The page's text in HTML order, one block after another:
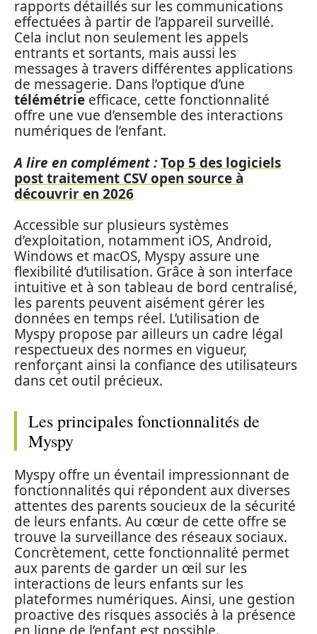
rapports détaillés sur les communications
effectuées à partir de l’appareil surveillé.
Cela inclut non seulement les appels
entrants et sortants, mais aussi les
messages à travers différentes applications
de messagerie. Dans l’optique d’une
télémétrie efficace, cette fonctionnalité
offre une vue d’ensemble des interactions
numériques de l’enfant.
A lire en complément :Top 5 des logiciels
post traitement CSV open source à
découvrir en 2026
Accessible sur plusieurs systèmes
d’exploitation, notamment iOS, Android,
Windows et macOS, Myspy assure une
flexibilité d’utilisation. Grâce à son interface
intuitive et à son tableau de bord centralisé,
les parents peuvent aisément gérer les
données en temps réel. L’utilisation de
Myspy propose par ailleurs un cadre légal
respectueux des normes en vigueur,
renforçant ainsi la confiance des utilisateurs
dans cet outil précieux.
Les principales fonctionnalités de
Myspy
Myspy offre un éventail impressionnant de
fonctionnalités qui répondent aux diverses
attentes des parents soucieux de la sécurité
de leurs enfants. Au cœur de cette offre se
trouve la surveillance des réseaux sociaux.
Concrètement, cette fonctionnalité permet
aux parents de garder un œil sur les
interactions de leurs enfants sur les
plateformes numériques. Ainsi, une gestion
proactive des risques associés à la présence
en ligne de l’enfant est possible.